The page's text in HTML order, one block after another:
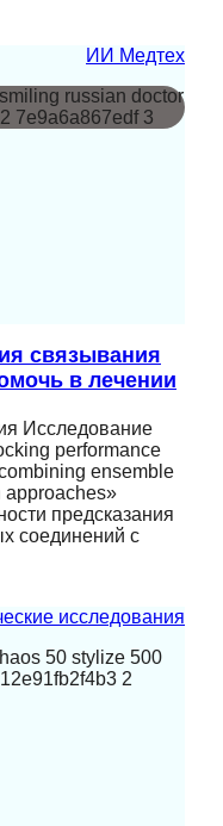
ИИ Медтех
связывания
в лечении
Исследование
performance
ensemble
approaches»
предсказания
соединений с
исследования